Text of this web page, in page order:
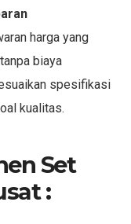
harga yang
biaya
spesifikasi
kualitas.
Set
: